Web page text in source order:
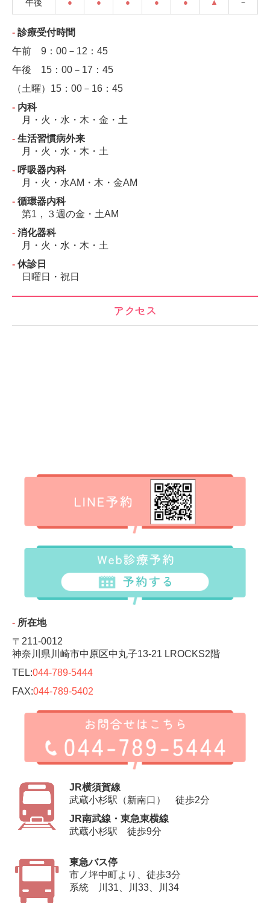
午後 ● ● ● ● ● ▲ －
‐ 診療受付時間
午前 9：00－12：45
午後 15：00－17：45
（土曜） 15：00－ 16：45
‐ 内科
月・火・水・木・金・土
‐ 生活習慣病外来
月・火・水・木・土
‐ 呼吸器内科
月・火・水AM・木・金AM
‐ 循環器内科
第1，３週の金・土AM
‐ 消化器科
月・火・水・木・土
‐ 休診日
日曜日・祝日
アクセス
‐ 所在地
〒211-0012
神奈川県川崎市中原区中丸子13-21 LROCKS2階
TEL:044-789-5444
FAX:044-789-5402
JR横須賀線
武蔵小杉駅（新南口） 徒歩2分
JR南武線・東急東横線
武蔵小杉駅 徒歩9分
東急バス停
市ノ坪中町より、徒歩3分
系統 川31、川33、川34